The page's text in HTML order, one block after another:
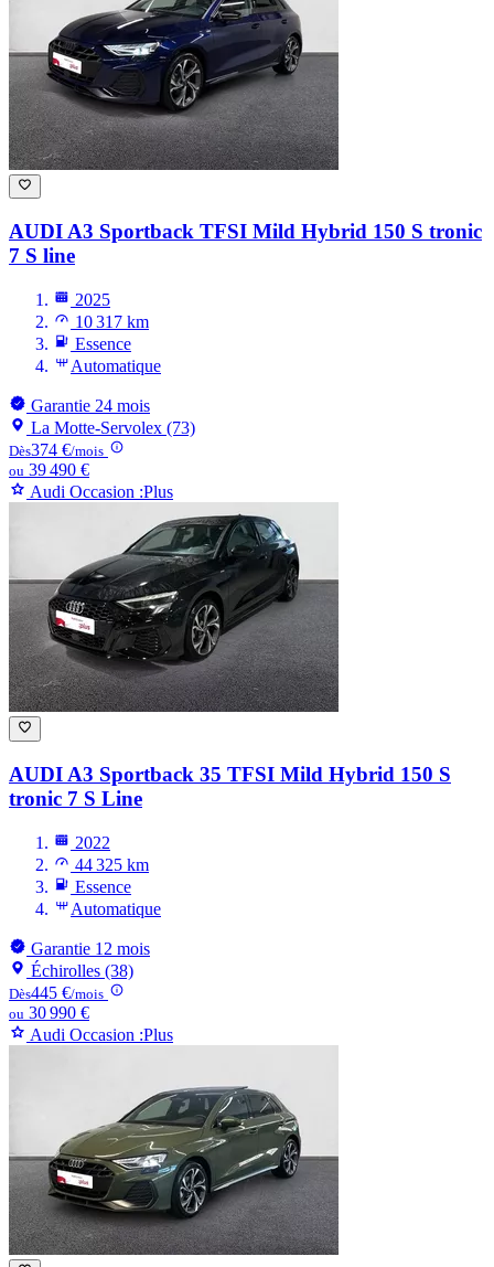
AUDI A3 Sportback TFSI Mild Hybrid 150 S tronic
7 S line
2025
10 317 km
Essence
Automatique
Garantie 24 mois
La Motte-Servolex (73)
Dès374 €/mois
ou 39 490 €
Audi Occasion :Plus
AUDI A3 Sportback 35 TFSI Mild Hybrid 150 S
tronic 7 S Line
2022
44 325 km
Essence
Automatique
Garantie 12 mois
Échirolles (38)
Dès445 €/mois
ou 30 990 €
Audi Occasion :Plus